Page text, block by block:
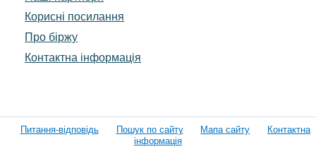
Корисні посилання
Про біржу
Контактна інформація
Питання-відповідь Пошук по сайту Мапа сайту
Контактна
інформація